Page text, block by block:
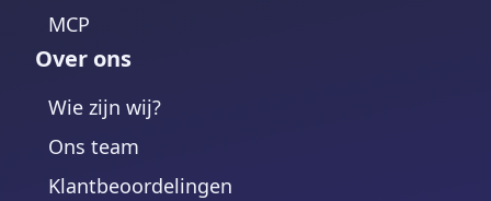
MCP
Over ons
Wie zijn wij?
Ons team
Klantbeoordelingen